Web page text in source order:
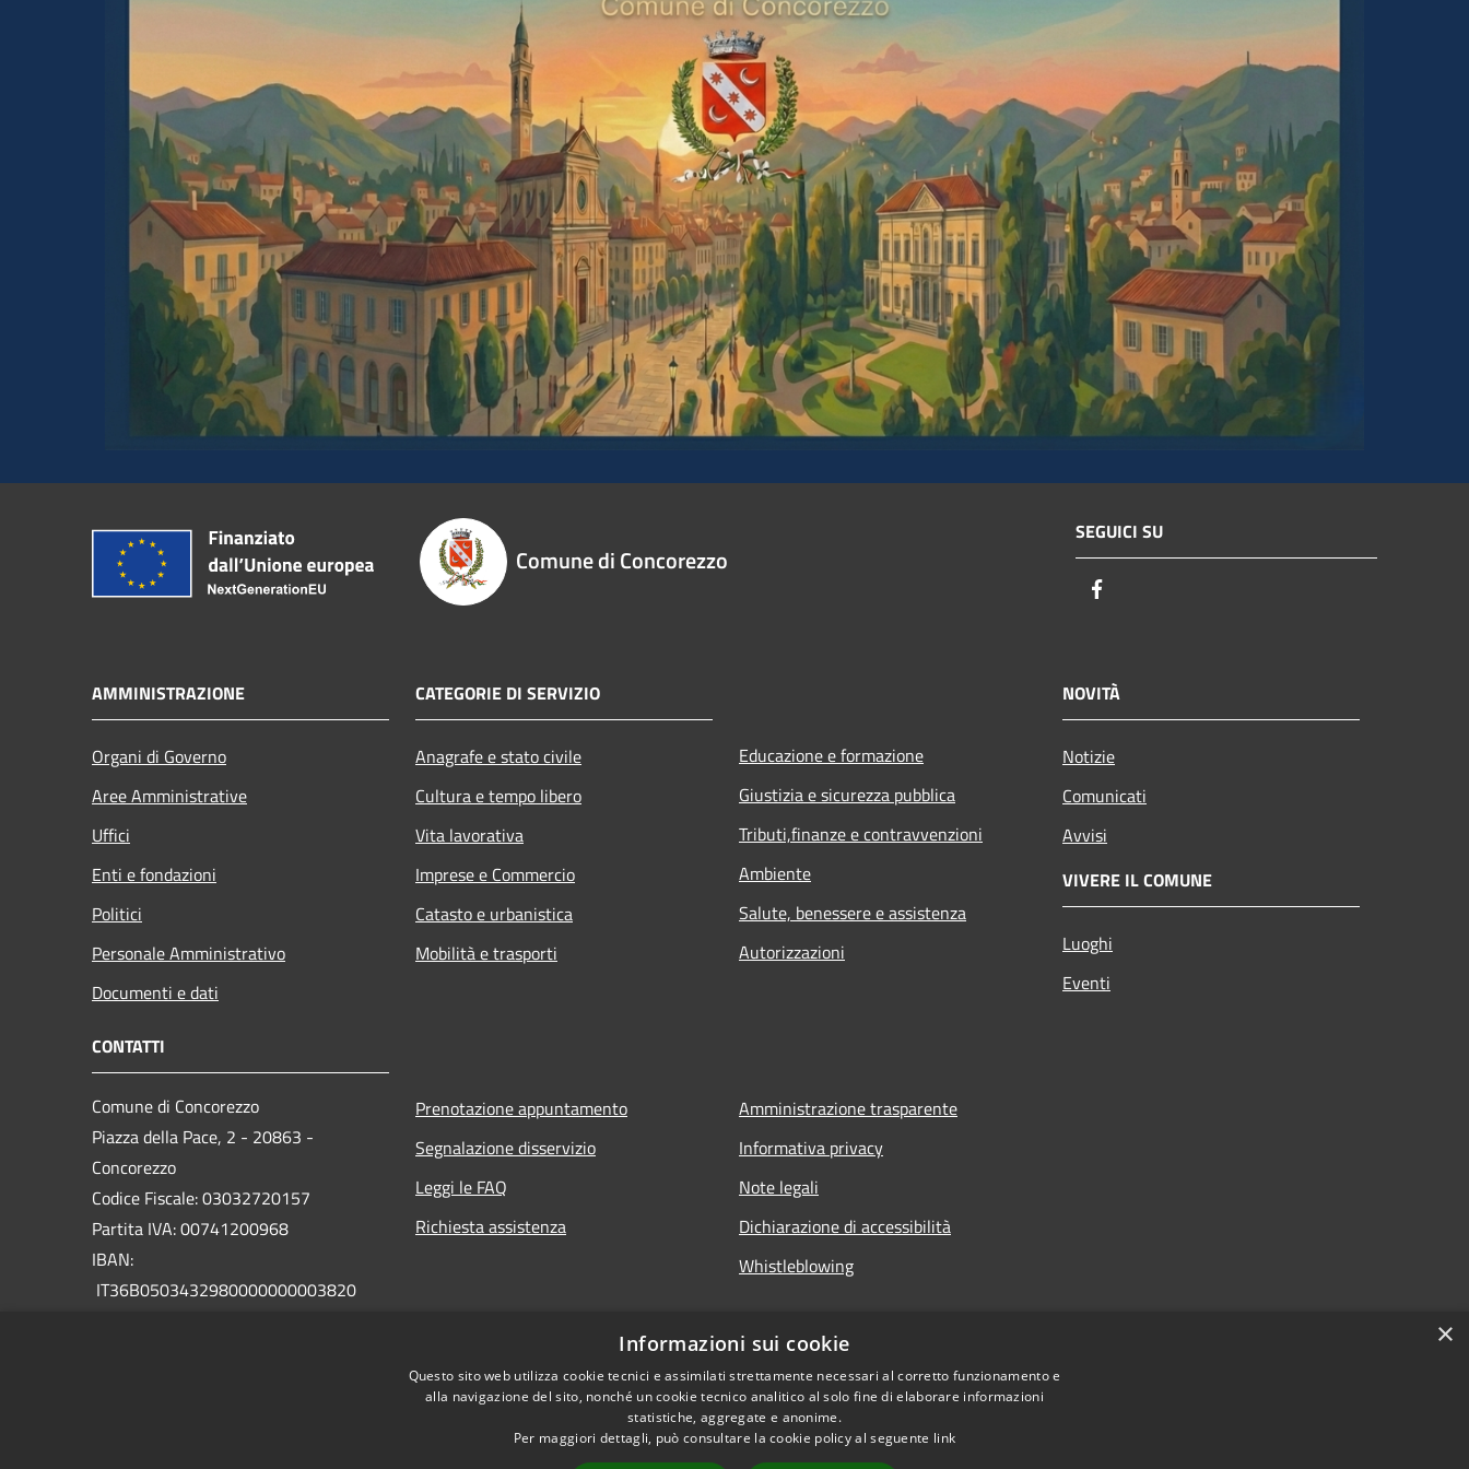
Comune di Concorezzo
SEGUICI SU
AMMINISTRAZIONE
Organi di Governo
Aree Amministrative
Uffici
Enti e fondazioni
Politici
Personale Amministrativo
Documenti e dati
CATEGORIE DI SERVIZIO
Anagrafe e stato civile
Cultura e tempo libero
Vita lavorativa
Imprese e Commercio
Catasto e urbanistica
Mobilità e trasporti
Educazione e formazione
Giustizia e sicurezza pubblica
Tributi,finanze e contravvenzioni
Ambiente
Salute, benessere e assistenza
Autorizzazioni
NOVITÀ
Notizie
Comunicati
Avvisi
VIVERE IL COMUNE
Luoghi
Eventi
CONTATTI
Comune di Concorezzo
Piazza della Pace, 2 - 20863 -
Concorezzo
Codice Fiscale: 03032720157
Partita IVA: 00741200968
IBAN:
IT36B0503432980000000003820
protocollo@comune.concorezzo.mb.legalmail.it
Prenotazione appuntamento
Segnalazione disservizio
Leggi le FAQ
Richiesta assistenza
Amministrazione trasparente
Informativa privacy
Note legali
Dichiarazione di accessibilità
Whistleblowing
×
Informazioni sui cookie
Questo sito web utilizza cookie tecnici e assimilati strettamente necessari al corretto funzionamento e
alla navigazione del sito, nonché un cookie tecnico analitico al solo fine di elaborare informazioni
statistiche, aggregate e anonime.
Per maggiori dettagli, può consultare la cookie policy al seguente link